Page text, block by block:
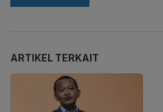
ARTIKEL TERKAIT